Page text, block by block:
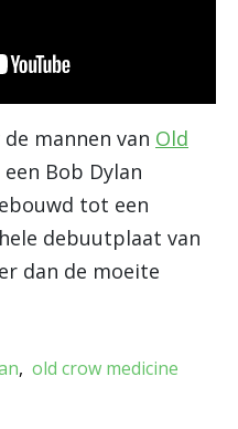
mannen van Old
een Bob Dylan
tot een
debuutplaat van
dan de moeite
old crow medicine